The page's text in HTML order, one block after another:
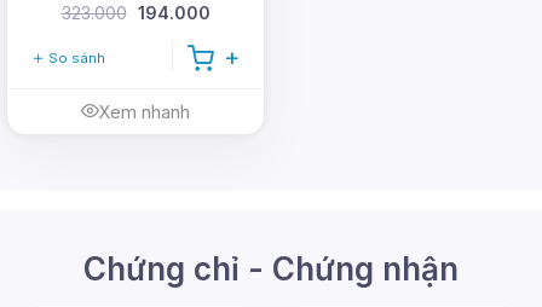
323.000 194.000
So sánh
Xem nhanh
Chứng chỉ - Chứng nhận